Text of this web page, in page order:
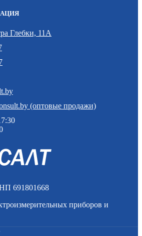
Глебки, 11А
(оптовые продажи)
691801668
приборов и